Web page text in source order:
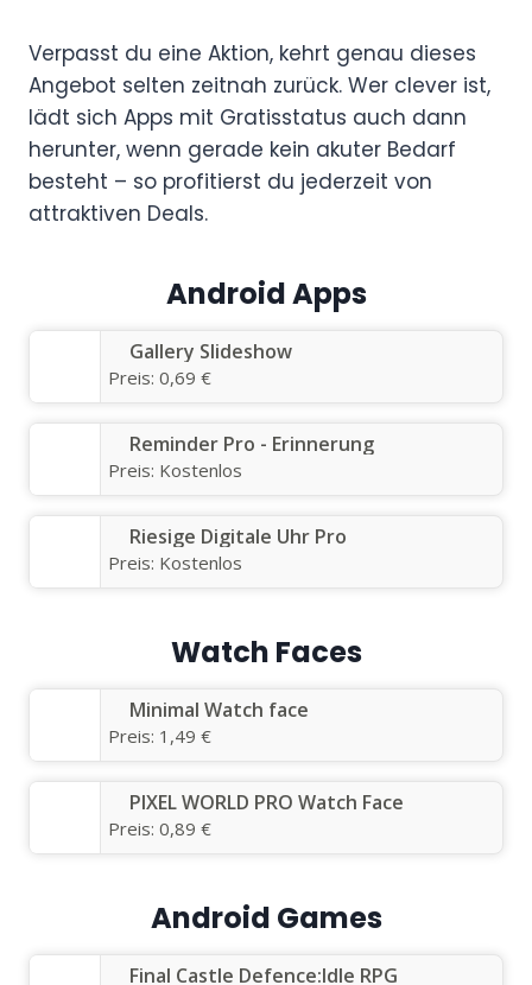
Verpasst du eine Aktion, kehrt genau dieses
Angebot selten zeitnah zurück. Wer clever ist,
lädt sich Apps mit Gratisstatus auch dann
herunter, wenn gerade kein akuter Bedarf
besteht – so profitierst du jederzeit von
attraktiven Deals.
Android Apps
Gallery Slideshow
Preis: 0,69 €
Reminder Pro - Erinnerung
Preis: Kostenlos
Riesige Digitale Uhr Pro
Preis: Kostenlos
Watch Faces
Minimal Watch face
Preis: 1,49 €
PIXEL WORLD PRO Watch Face
Preis: 0,89 €
Android Games
Final Castle Defence:Idle RPG